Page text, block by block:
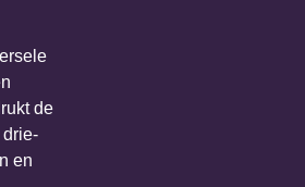
de
drie-
en